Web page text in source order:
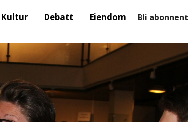
Kultur Debatt Eiendom Bli abonnent